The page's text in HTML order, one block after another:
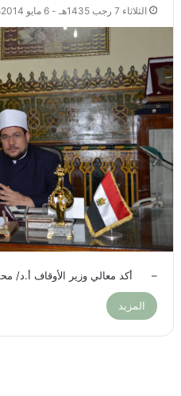
الثلاثاء 7 رجب 1435هـ - 6 مايو 2014م | 4:37 م
– أكد معالي وزير الأوقاف أ.د/
المزيد